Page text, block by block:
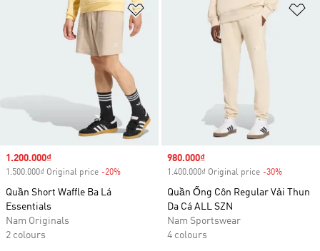
Add to Wishlist
Sale price
1.200.000₫
1.500.000₫ Original price -20%
Quần Short Waffle Ba Lá
Essentials
Nam Originals
2 colours
Sale price
980.000₫
1.400.000₫ Original price -30%
Quần Ống Côn Regular Vải Thun
Da Cá ALL SZN
Nam Sportswear
4 colours